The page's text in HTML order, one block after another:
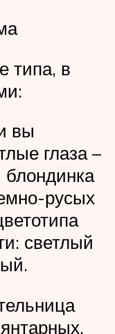
типа, в
вы
глаза –
русых
светлый